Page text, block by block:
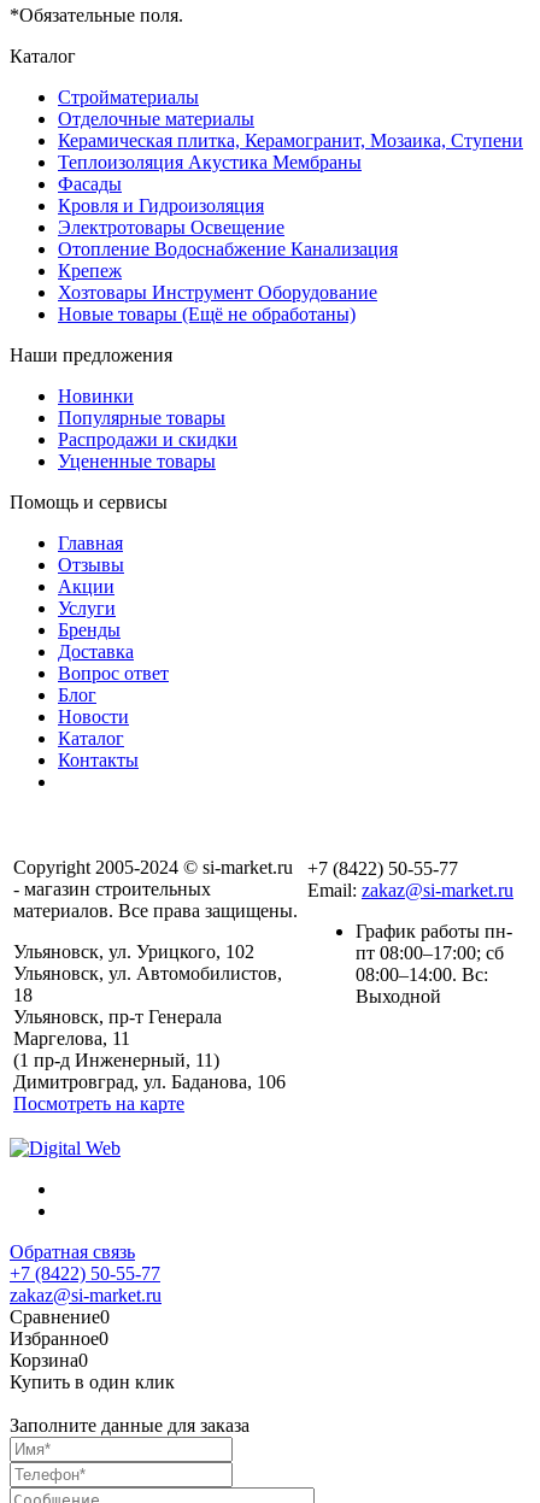
*Обязательные поля.
Каталог
Стройматериалы
Отделочные материалы
Керамическая плитка, Керамогранит, Мозаика, Ступени
Теплоизоляция Акустика Мембраны
Фасады
Кровля и Гидроизоляция
Электротовары Освещение
Отопление Водоснабжение Канализация
Крепеж
Хозтовары Инструмент Оборудование
Новые товары (Ещё не обработаны)
Наши предложения
Новинки
Популярные товары
Распродажи и скидки
Уцененные товары
Помощь и сервисы
Главная
Отзывы
Акции
Услуги
Бренды
Доставка
Вопрос ответ
Блог
Новости
Каталог
Контакты
Copyright 2005-2024 © si-market.ru
- магазин строительных
материалов. Все права защищены.
Ульяновск, ул. Урицкого, 102
Ульяновск, ул. Автомобилистов,
18
Ульяновск, пр-т Генерала
Маргелова, 11
(1 пр-д Инженерный, 11)
Димитровград, ул. Баданова, 106
Посмотреть на карте
+7 (8422) 50-55-77
Email: zakaz@si-market.ru
График работы пн-
пт 08:00–17:00; сб
08:00–14:00. Вс:
Выходной
Обратная связь
+7 (8422) 50-55-77
zakaz@si-market.ru
Сравнение0
Избранное0
Корзина0
Купить в один клик
Заполните данные для заказа